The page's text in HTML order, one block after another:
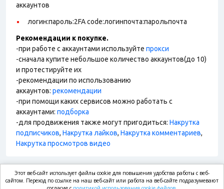
аккаунтов
логин:пароль:2FA code:логинпочта:парольпочта
Рекомендации к покупке.
-при работе с аккаунтами используйте прокси
-сначала купите небольшое количество аккаунтов(до 10)
и протестируйте их
-рекомендации по использованию
аккаунтов: рекомендации
-при помощи каких сервисов можно работать с
аккаунтами: подборка
-для продвижения также могут пригодиться: Накрутка
подписчиков, Накрутка лайков, Накрутка комментариев,
Накрутка просмотров видео
market.com
Этот веб-сайт использует файлы cookie для повышения удобства работы с веб-
сайтом. Переход по ссылке на наш веб-сайт или работа на веб-сайте подразумевают